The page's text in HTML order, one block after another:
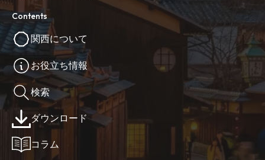
Contents
関西について
お役立ち情報
検索
ダウンロード
コラム